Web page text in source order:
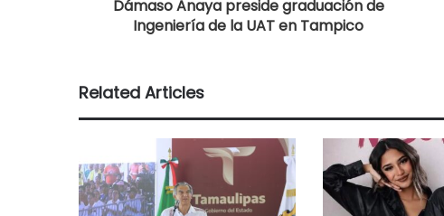
Dámaso Anaya preside graduación de
Ingeniería de la UAT en Tampico
Related Articles